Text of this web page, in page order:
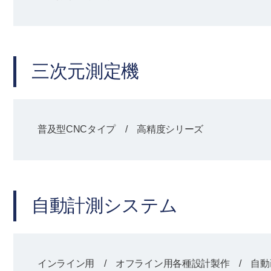
三次元測定機
普及型CNCタイプ / 高精度シリーズ
自動計測システム
インライン用 / オフライン用各種設計製作 / 自動